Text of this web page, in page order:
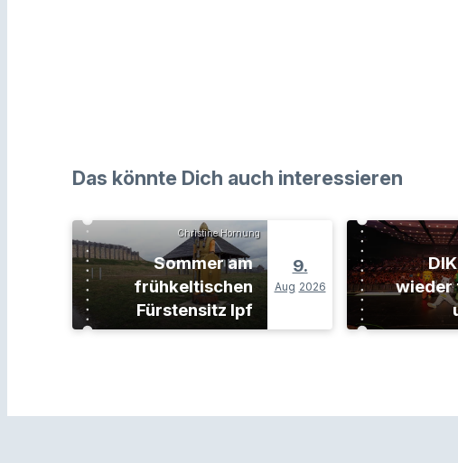
Das könnte Dich auch interessieren
Christine Hornung
Sommer am
frühkeltischen
Fürstensitz Ipf
9.
Aug 2026
wieder